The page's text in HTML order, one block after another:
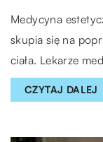
Medycyna
skupia się na
ciała. Lekarze
CZYTAJ DALEJ